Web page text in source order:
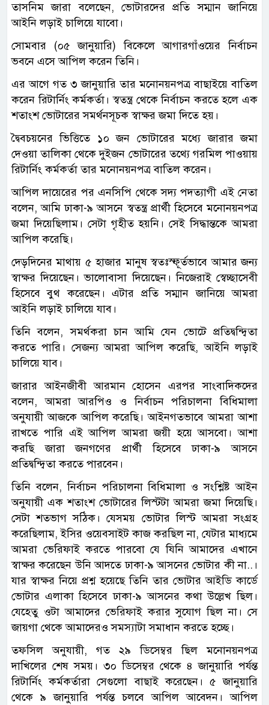
তাসনিম জারা বলেছেন, ভোটারদের প্রতি সম্মান জানিয়ে
আইনি লড়াই চালিয়ে যাবো।
সোমবার (০৫ জানুয়ারি) বিকেলে আগারগাঁওয়ের নির্বাচন
ভবনে এসে আপিল করেন তিনি।
এর আগে গত ৩ জানুয়ারি তার মনোনয়নপত্র বাছাইয়ে বাতিল
করেন রিটার্নিং কর্মকর্তা। স্বতন্ত্র থেকে নির্বাচন করতে হলে এক
শতাংশ ভোটারের সমর্থনসূচক স্বাক্ষর জমা দিতে হয়।
দ্বৈবচয়নের ভিত্তিতে ১০ জন ভোটারের মধ্যে জারার জমা
দেওয়া তালিকা থেকে দুইজন ভোটারের তথ্যে গরমিল পাওয়ায়
রিটার্নিং কর্মকর্তা তার মনোনয়নপত্র বাতিল করেন।
আপিল দায়েরের পর এনসিপি থেকে সদ্য পদত্যাগী এই নেতা
বলেন, আমি ঢাকা-৯ আসনে স্বতন্ত্র প্রার্থী হিসেবে মনোনয়নপত্র
জমা দিয়েছিলাম। সেটা গৃহীত হয়নি। সেই সিদ্ধান্তকে আমরা
আপিল করেছি।
দেড়দিনের মাথায় ৫ হাজার মানুষ স্বতঃস্ফূর্তভাবে আমার জন্য
স্বাক্ষর দিয়েছেন। ভালোবাসা দিয়েছেন। নিজেরাই স্বেচ্ছাসেবী
হিসেবে বুথ করেছেন। এটার প্রতি সম্মান জানিয়ে আমরা
আইনি লড়াই চালিয়ে যাব।
তিনি বলেন, সমর্থকরা চান আমি যেন ভোটে প্রতিদ্বন্দ্বিতা
করতে পারি। সেজন্য আমরা আপিল করেছি, আইনি লড়াই
চালিয়ে যাব।
জারার আইনজীবী আরমান হোসেন এরপর সাংবাদিকদের
বলেন, আমরা আরপিও ও নির্বাচন পরিচালনা বিধিমালা
অনুযায়ী আজকে আপিল করেছি। আইনগতভাবে আমরা আশা
রাখতে পারি এই আপিল আমরা জয়ী হয়ে আসবো। আশা
করছি জারা জনগণের প্রার্থী হিসেবে ঢাকা-৯ আসনে
প্রতিদ্বন্দ্বিতা করতে পারবেন।
তিনি বলেন, নির্বাচন পরিচালনা বিধিমালা ও সংশ্লিষ্ট আইন
অনুযায়ী এক শতাংশ ভোটারের লিস্টটা আমরা জমা দিয়েছি।
সেটা শতভাগ সঠিক। যেসময় ভোটার লিস্ট আমরা সংগ্রহ
করেছিলাম, ইসির ওয়েবসাইট কাজ করছিল না, যেটার মাধ্যমে
আমরা ভেরিফাই করতে পারবো যে যিনি আমাদের এখানে
স্বাক্ষর করেছেন উনি আদতে ঢাকা-৯ আসনের ভোটার কী না..।
যার স্বাক্ষর নিয়ে প্রশ্ন হয়েছে তিনি তার ভোটার আইডি কার্ডে
ভোটার এলাকা হিসেবে ঢাকা-৯ আসনের কথা উল্লেখ ছিল।
যেহেতু ওটা আমাদের ভেরিফাই করার সুযোগ ছিল না। সে
জায়গা থেকে আমাদেরও সমস্যাটা সমাধান করতে হচ্ছে।
তফসিল অনুযায়ী, গত ২৯ ডিসেম্বর ছিল মনোনয়নপত্র
দাখিলের শেষ সময়। ৩০ ডিসেম্বর থেকে ৪ জানুয়ারি পর্যন্ত
রিটার্নিং কর্মকর্তারা সেগুলো বাছাই করেছেন। ৫ জানুয়ারি
থেকে ৯ জানুয়ারি পর্যন্ত চলবে আপিল আবেদন। আপিল